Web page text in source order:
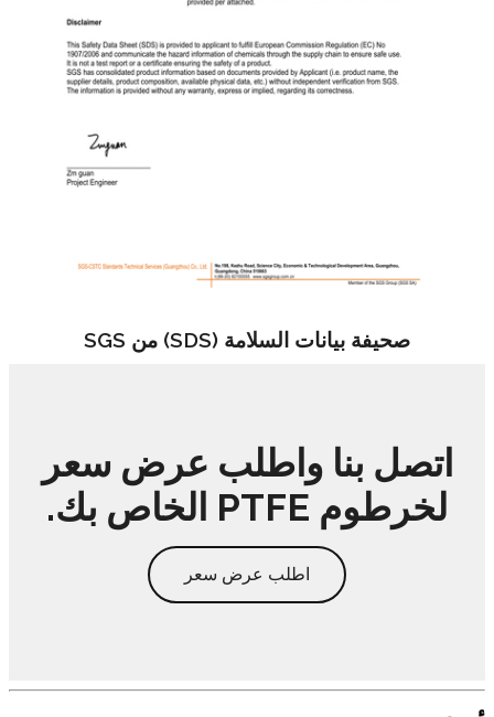
صحيفة بيانات السلامة (SDS) من SGS
اتصل بنا واطلب عرض سعر
لخرطوم PTFE الخاص بك.
اطلب عرض سعر